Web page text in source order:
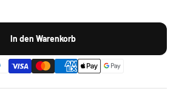
In den Warenkorb